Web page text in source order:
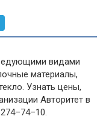
видами
материалы,
Узнать цены,
Авторитет в